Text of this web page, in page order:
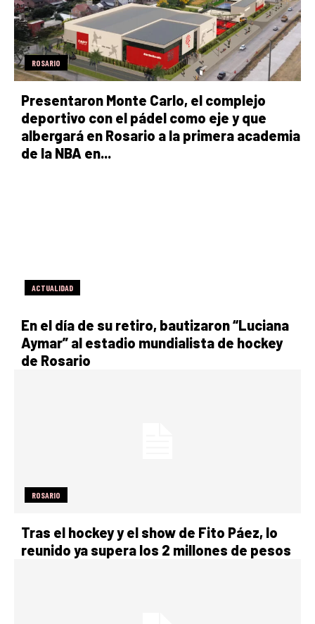
ROSARIO
Presentaron Monte Carlo, el complejo
deportivo con el pádel como eje y que
albergará en Rosario a la primera academia
de la NBA en...
ACTUALIDAD
En el día de su retiro, bautizaron “Luciana
Aymar” al estadio mundialista de hockey
de Rosario
ROSARIO
Tras el hockey y el show de Fito Páez, lo
reunido ya supera los 2 millones de pesos